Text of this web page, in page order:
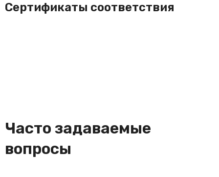
Сертификаты соответствия
Часто задаваемые
вопросы